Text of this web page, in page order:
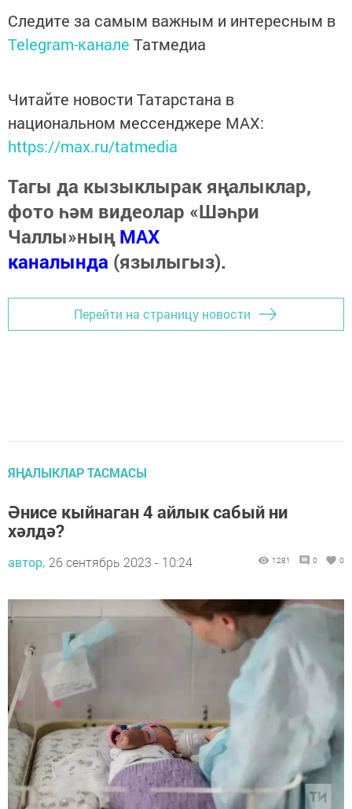
Следите за самым важным и интересным в
Telegram-канале Татмедиа
Читайте новости Татарстана в
национальном мессенджере MАХ:
https://max.ru/tatmedia
Тагы да кызыклырак яңалыклар,
фото һәм видеолар «Шәһри
Чаллы»ныңMAX
каналында (язылыгыз).
Перейти на страницу новости
ЯҢАЛЫКЛАР ТАСМАСЫ
Әнисе кыйнаган 4 айлык сабый ни
хәлдә?
автор, 26 сентябрь 2023 - 10:24 1281 0 0